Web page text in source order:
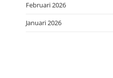
Februari 2026
Januari 2026